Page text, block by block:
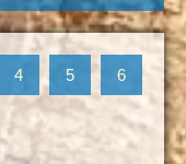
4 5 6